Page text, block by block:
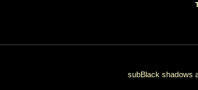
subBlack shadows